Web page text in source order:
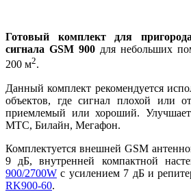
Готовый комплект для
сигнала GSM 900 для небольших
200 м2.
Данный комплект рекомендуется
объектов, где сигнал плохой или
приемлемый или хороший.
МТС, Билайн, Мегафон.
Комплектуется внешней GSM
9 дБ, внутренней компактной
900/2700W с усилением 7 дБ и
RK900-60.